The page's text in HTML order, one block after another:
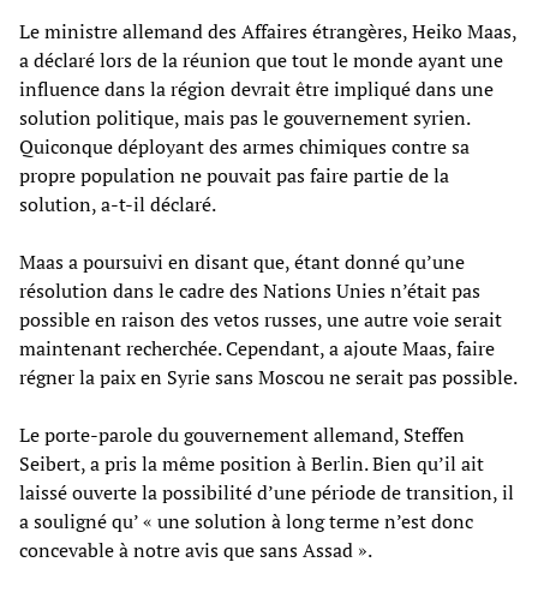
Le ministre allemand des Affaires étrangères, Heiko Maas,
a déclaré lors de la réunion que tout le monde ayant une
influence dans la région devrait être impliqué dans une
solution politique, mais pas le gouvernement syrien.
Quiconque déployant des armes chimiques contre sa
propre population ne pouvait pas faire partie de la
solution, a-t-il déclaré.
Maas a poursuivi en disant que, étant donné qu’une
résolution dans le cadre des Nations Unies n’était pas
possible en raison des vetos russes, une autre voie serait
maintenant recherchée. Cependant, a ajoute Maas, faire
régner la paix en Syrie sans Moscou ne serait pas possible.
Le porte-parole du gouvernement allemand, Steffen
Seibert, a pris la même position à Berlin. Bien qu’il ait
laissé ouverte la possibilité d’une période de transition, il
a souligné qu’ « une solution à long terme n’est donc
concevable à notre avis que sans Assad ».